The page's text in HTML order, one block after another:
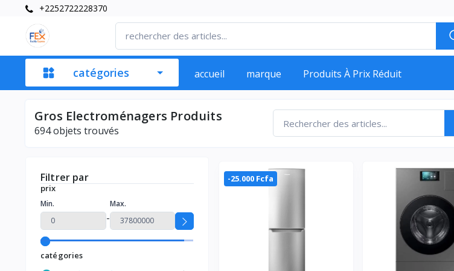
+2252722228370
catégories accueil marque Produits À Prix Réduit
Gros Electroménagers Produits
694objets trouvés
Filtrer par
prix
Min.
-
Max.
catégories
-25.000 Fcfa